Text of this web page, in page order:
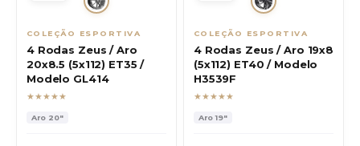
COLEÇÃO ESPORTIVA
4 Rodas Zeus / Aro
20x8.5 (5x112) ET35 /
Modelo GL414
★★★★★
Aro 20"
COLEÇÃO ESPORTIVA
4 Rodas Zeus / Aro 19x8
(5x112) ET40 / Modelo
H3539F
★★★★★
Aro19"